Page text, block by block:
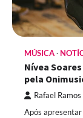
MÚSICA
Nívea
pela
Rafael Ramos
Após apresentar